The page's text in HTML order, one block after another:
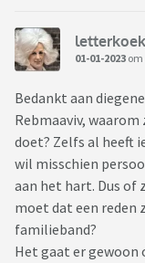
01-01-2023 om
Bedankt aan
Rebmaaviv,
doet? Zelfs al heeft
wil misschien
aan het hart. Dus of
moet dat een reden
familieband?
Het gaat er gewoon